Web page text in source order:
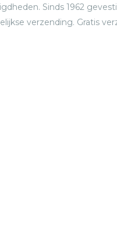
Sinds 1962
verzending. Gratis